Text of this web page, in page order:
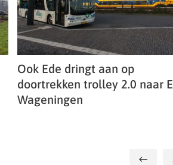
Ook Ede dringt aan op
doortrekken trolley 2.0 naar
Wageningen